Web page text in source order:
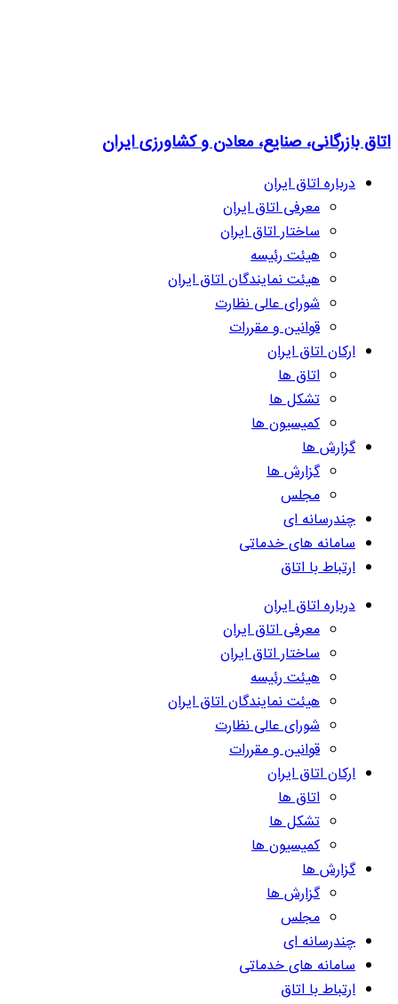
اتاق بازرگانی، صنایع، معادن و کشاورزی ایران
درباره اتاق ایران
معرفی اتاق ایران
ساختار اتاق ایران
هیئت رئیسه
هیئت نمایندگان اتاق ایران
شورای عالی نظارت
قوانین و مقررات
ارکان اتاق ایران
اتاق ها
تشکل ها
کمیسیون ها
گزارش ها
گزارش ها
مجلس
چندرسانه ای
سامانه های خدماتی
ارتباط با اتاق
درباره اتاق ایران
معرفی اتاق ایران
ساختار اتاق ایران
هیئت رئیسه
هیئت نمایندگان اتاق ایران
شورای عالی نظارت
قوانین و مقررات
ارکان اتاق ایران
اتاق ها
تشکل ها
کمیسیون ها
گزارش ها
گزارش ها
مجلس
چندرسانه ای
سامانه های خدماتی
ارتباط با اتاق